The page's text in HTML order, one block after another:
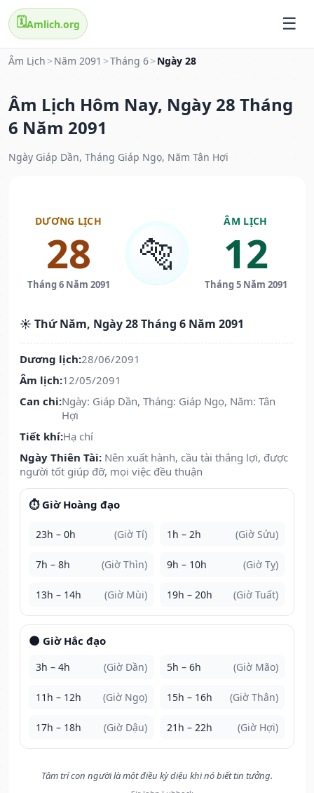
🗓️Amlich.org
Âm Lịch > Năm 2091 >Tháng 6> Ngày 28
Âm Lịch Hôm Nay, Ngày 28 Tháng
6 Năm 2091
Ngày Giáp Dần, Tháng Giáp Ngọ, Năm Tân Hợi
DƯƠNG LỊCH
28
Tháng 6 Năm 2091
🐅
ÂM LỊCH
12
Tháng 5 Năm 2091
☀️ Thứ Năm, Ngày 28 Tháng 6 Năm 2091
Dương lịch:28/06/2091
Âm lịch:12/05/2091
Can chi:Ngày: Giáp Dần, Tháng: Giáp Ngọ, Năm: Tân
Hợi
Tiết khí:Hạ chí
Ngày Thiên Tài: Nên xuất hành, cầu tài thắng lợi, được
người tốt giúp đỡ, mọi việc đều thuận
⏱️ Giờ Hoàng đạo
23h – 0h (Giờ Tí) 1h – 2h (Giờ Sửu)
7h – 8h (Giờ Thìn) 9h – 10h (Giờ Tỵ)
13h – 14h (Giờ Mùi) 19h – 20h (Giờ Tuất)
🌑 Giờ Hắc đạo
3h – 4h (Giờ Dần) 5h – 6h (Giờ Mão)
11h – 12h (Giờ Ngọ) 15h – 16h (Giờ Thân)
17h – 18h (Giờ Dậu) 21h – 22h (Giờ Hợi)
Tâm trí con người là một điều kỳ diệu khi nó biết tin tưởng.